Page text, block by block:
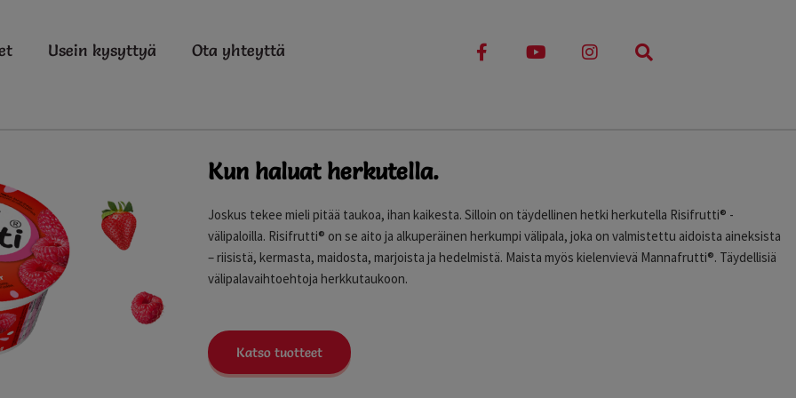
Usein kysyttyä Ota yhteyttä
riisivanukkaasta sekä mannavanukkaasta.
Kun haluat herkutella.
Joskus tekee mieli pitää taukoa, ihan kaikesta. Silloin on täydellinen hetki herkutella Risifrutti® -
välipaloilla. Risifrutti® on se aito ja alkuperäinen herkumpi välipala, joka on valmistettu aidoista aineksista
– riisistä, kermasta, maidosta, marjoista ja hedelmistä. Maista myös kielenvievä Mannafrutti®. Täydellisiä
välipalavaihtoehtoja herkkutaukoon.
Katso tuotteet